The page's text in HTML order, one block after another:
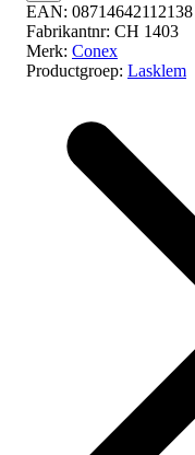
EAN: 08714642112138
Fabrikantnr: CH 1403
Merk: Conex
Productgroep: Lasklem